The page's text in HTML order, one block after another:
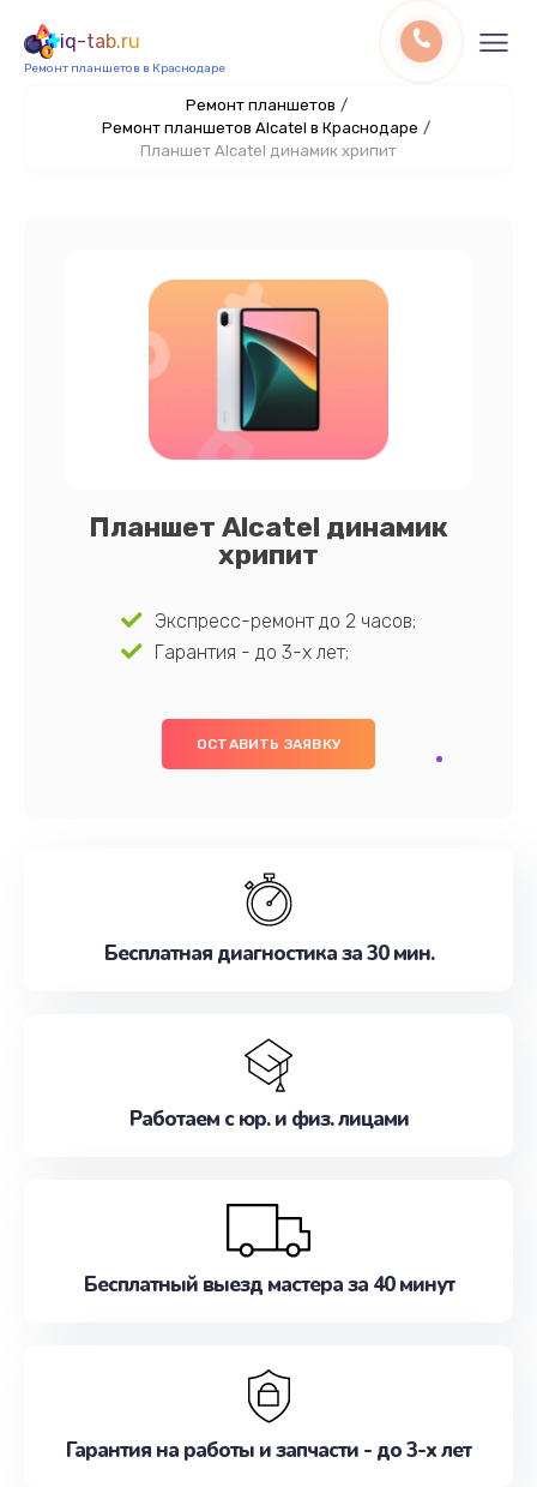
iq-tab.ru
Ремонт планшетов в Краснодаре
Ремонт планшетов /
Ремонт планшетов Alcatel в Краснодаре /
Планшет Alcatel динамик хрипит
Планшет Alcatel динамик
хрипит
Экспресс-ремонт до 2 часов;
Гарантия - до 3-х лет;
ОСТАВИТЬ ЗАЯВКУ
Бесплатная диагностика за 30 мин.
Работаем с юр. и физ. лицами
Бесплатный выезд мастера за 40 минут
Гарантия на работы и запчасти - до 3-х лет